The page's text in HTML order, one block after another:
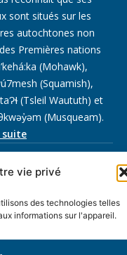
vie privé
des technologies telles
informations sur l'appareil.
sont situés sur les
autochtones non
Premières nations
(Mohawk),
(Squamish),
(Tsleil Waututh) et
(Musqueam).
suite
:
droits réservés, site par